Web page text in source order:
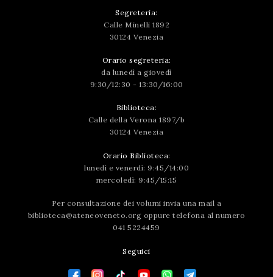
Segreteria:
Calle Minelli 1892
30124 Venezia
Orario segreteria:
da lunedì a giovedì
9:30/12:30 - 13:30/16:00
Biblioteca:
Calle della Verona 1897/b
30124 Venezia
Orario Biblioteca:
lunedì e venerdì: 9:45/14:00
mercoledì: 9:45/15:15
Per consultazione dei volumi invia una mail a
biblioteca@ateneoveneto.org oppure telefona al numero
041 5224459
Seguici